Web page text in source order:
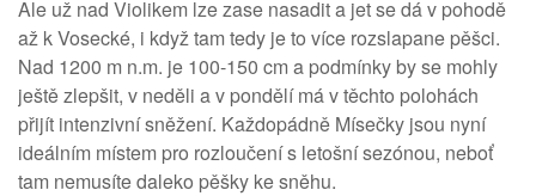
Ale už nad Violikem lze zase nasadit a jet se dá v pohodě
až k Vosecké, i když tam tedy je to více rozslapane pěšci.
Nad 1200 m n.m. je 100-150 cm a podmínky by se mohly
ještě zlepšit, v neděli a v pondělí má v těchto polohách
přijít intenzivní sněžení. Každopádně Mísečky jsou nyní
ideálním místem pro rozloučení s letošní sezónou, neboť
tam nemusíte daleko pěšky ke sněhu.